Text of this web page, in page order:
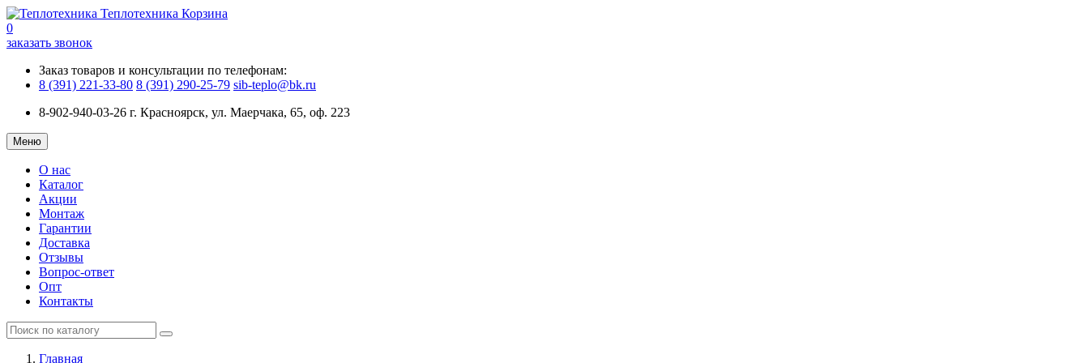
Теплотехника Корзина
0
заказать звонок
Заказ товаров и консультации по телефонам:
8 (391) 221-33-80 8 (391) 290-25-79 sib-teplo@bk.ru
8-902-940-03-26 г. Красноярск, ул. Маерчака, 65, оф. 223
Меню
О нас
Каталог
Акции
Монтаж
Гарантии
Доставка
Отзывы
Вопрос-ответ
Опт
Контакты
Главная